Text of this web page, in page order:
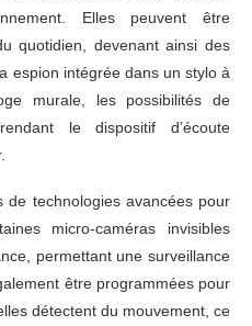
Elles peuvent être
quotidien, devenant ainsi des
espion intégrée dans un stylo à
murale, les possibilités de
le dispositif d’écoute
technologies avancées pour
micro-caméras invisibles
permettant une surveillance
être programmées pour
détectent du mouvement, ce